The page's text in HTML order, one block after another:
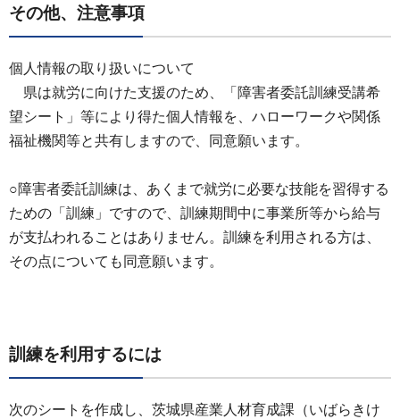
その他、注意事項
個人情報の取り扱いについて
県は就労に向けた支援のため、「障害者委託訓練受講希
望シート」等により得た個人情報を、ハローワークや関係
福祉機関等と共有しますので、同意願います。
○障害者委託訓練は、あくまで就労に必要な技能を習得する
ための「訓練」ですので、訓練期間中に事業所等から給与
が支払われることはありません。訓練を利用される方は、
その点についても同意願います。
訓練を利用するには
次のシートを作成し、茨城県産業人材育成課（いばらきけ